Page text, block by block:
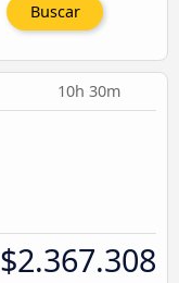
Buscar
10h 30m
$2.367.308